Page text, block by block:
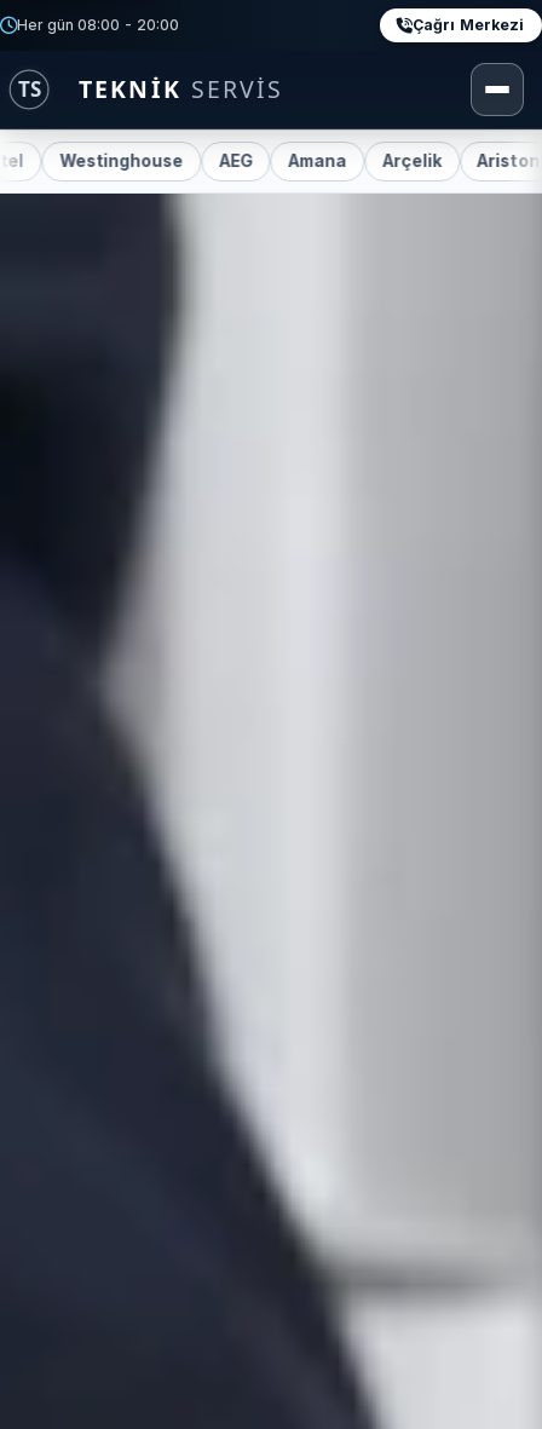
Her gün 08:00 - 20:00 Çağrı Merkezi
AEG Amana Arçelik Ariston Beko